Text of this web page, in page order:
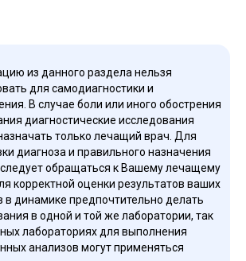
из данного раздела нельзя
для самодиагностики и
В случае боли или иного обострения
диагностические исследования
только лечащий врач. Для
диагноза и правильного назначения
обращаться к Вашему лечащему
корректной оценки результатов ваших
в динамике предпочтительно делать
в одной и той же лаборатории, так
лабораториях для выполнения
анализов могут применяться